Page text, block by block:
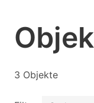
3 Objekte